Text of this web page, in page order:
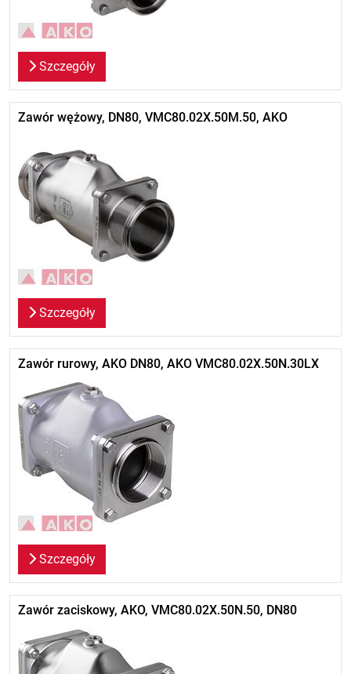
Szczegóły
Zawór wężowy, DN80, VMC80.02X.50M.50, AKO
Szczegóły
Zawór rurowy, AKO DN80, AKO VMC80.02X.50N.30LX
Szczegóły
Zawór zaciskowy, AKO, VMC80.02X.50N.50, DN80